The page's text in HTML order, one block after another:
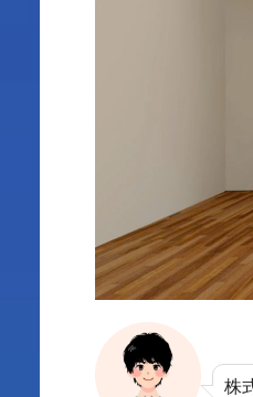
株